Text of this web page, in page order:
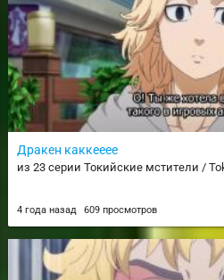
Дракен каккееее
из 23 серии Токийские мстители /
4 года назад 609 просмотров